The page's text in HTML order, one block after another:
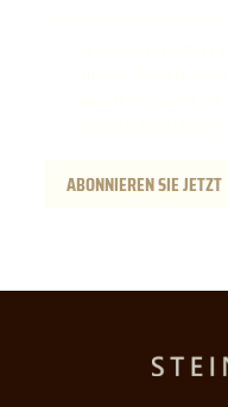
ABONNIEREN SIE JETZT